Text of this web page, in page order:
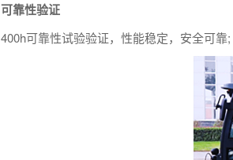
可靠性验证
400h可靠性试验验证，性能稳定，安全可靠;